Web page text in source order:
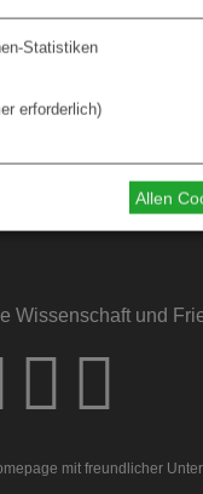
Wissenschaft und
mit freundlicher
Statistiken
erforderlich)
Allen